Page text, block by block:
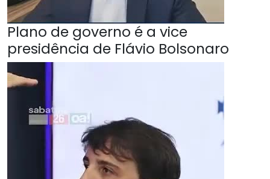
Plano de governo é a vice
presidência de Flávio Bolsonaro